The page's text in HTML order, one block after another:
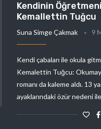
Kendinin
Kemallettin Tuğcu
Suna Simge Çakmak 9
Kendi çabaları ile okula
Kemalettin Tuğcu:
romanı da kaleme aldı. 13
ayaklarındaki özür nedeni